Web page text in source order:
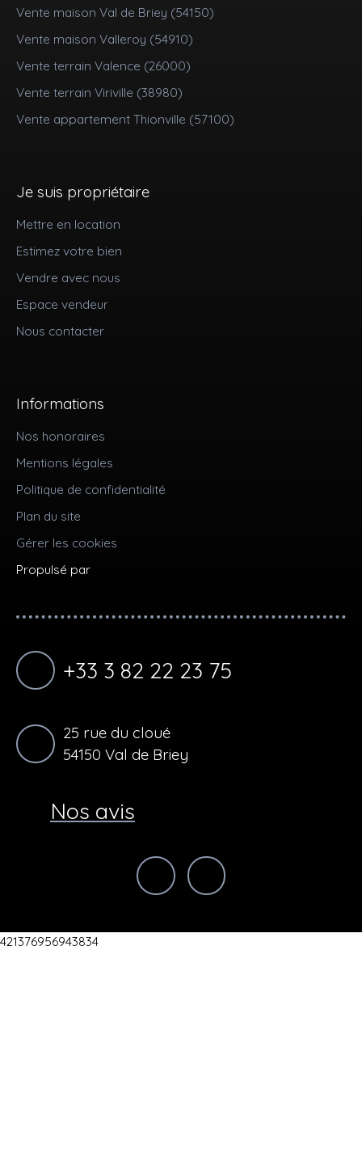
Vente maison Val de Briey (54150)
Vente maison Valleroy (54910)
Vente terrain Valence (26000)
Vente terrain Viriville (38980)
Vente appartement Thionville (57100)
Je suis propriétaire
Mettre en location
Estimez votre bien
Vendre avec nous
Espace vendeur
Nous contacter
Informations
Nos honoraires
Mentions légales
Politique de confidentialité
Plan du site
Gérer les cookies
Propulsé par
+33 3 82 22 23 75
25 rue du cloué
54150 Val de Briey
Nos avis
421376956943834